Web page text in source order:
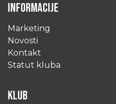
INFORMACIJE
Marketing
Novosti
Kontakt
Statut kluba
KLUB